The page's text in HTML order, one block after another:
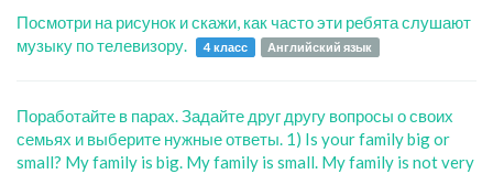
Посмотри на рисунок и скажи, как часто эти ребята слушают
музыку по телевизору.
4 класс Английский язык
Поработайте в парах. Задайте друг другу вопросы о своих
семьях и выберите нужные ответы. 1) Is your family big or
small? My family is big. My family is small. My family is not very